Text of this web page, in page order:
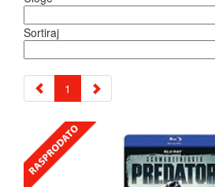
Sortiraj
1